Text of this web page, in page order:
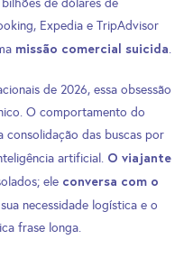
Expedia e TripAdvisor
missão comercial suicida.
de 2026, essa obsessão
O comportamento do
consolidação das buscas por
artificial. O viajante
ele conversa com o
necessidade logística e o
frase longa.